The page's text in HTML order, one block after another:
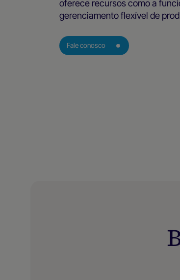
oferece recursos como a
gerenciamento flexível de
Fale conosco